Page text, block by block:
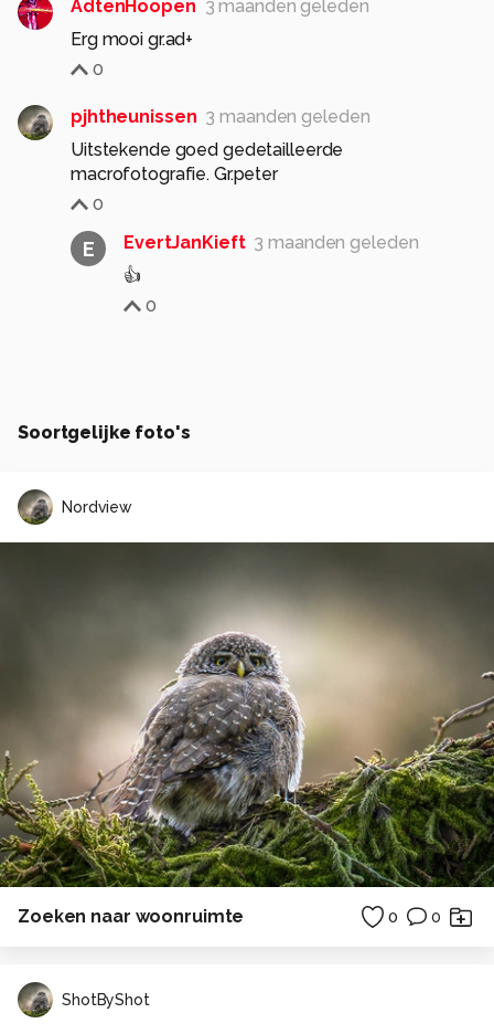
AdtenHoopen 3 maanden geleden
Erg mooi gr.ad+
0
pjhtheunissen 3 maanden geleden
Uitstekende goed gedetailleerde
macrofotografie. Gr.peter
0
E EvertJanKieft 3 maanden geleden
👍
0
Soortgelijke foto's
Nordview
Zoeken naar woonruimte 0 0
ShotByShot